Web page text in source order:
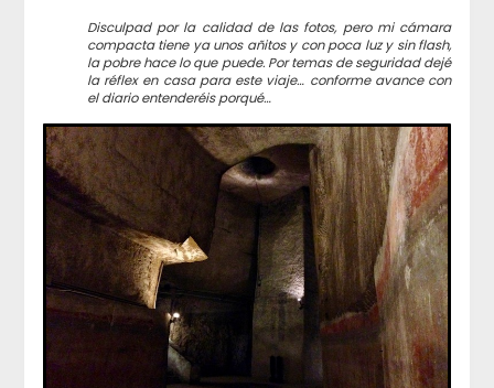
Disculpad por la calidad de las fotos, pero mi cámara
compacta tiene ya unos añitos y con poca luz y sin flash,
la pobre hace lo que puede. Por temas de seguridad dejé
la réflex en casa para este viaje… conforme avance con
el diario entenderéis porqué…